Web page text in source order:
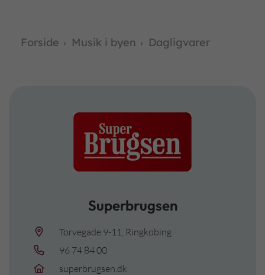
Forside Musik i byen Dagligvarer
Superbrugsen
Torvegade 9-11, Ringkøbing
96 74 84 00
superbrugsen.dk